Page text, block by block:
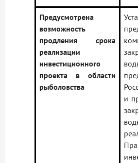
Предусмотрена
возможность
продления срока
реализации
инвестиционного
проекта в области
рыболовства
и